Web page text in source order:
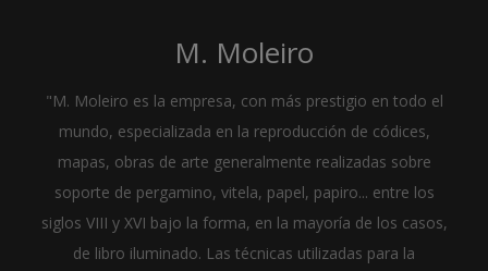
M. Moleiro
"M. Moleiro es la empresa, con más prestigio en todo el
mundo, especializada en la reproducción de códices,
mapas, obras de arte generalmente realizadas sobre
soporte de pergamino, vitela, papel, papiro... entre los
siglos VIII y XVI bajo la forma, en la mayoría de los casos,
de libro iluminado. Las técnicas utilizadas para la